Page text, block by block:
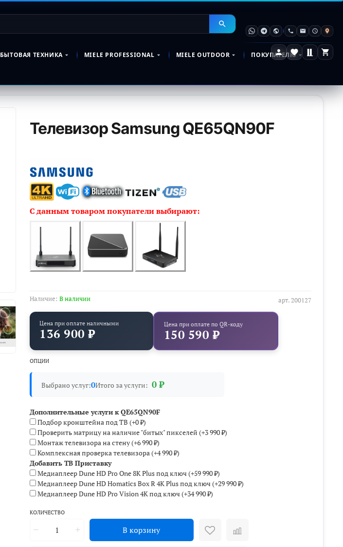
БЫТОВАЯ ТЕХНИКА MIELE PROFESSIONAL MIELE OUTDOOR ПОКУПАТЕЛЮ
арт. 200127
Наличие: В наличии
Телевизор Samsung QE65QN90F
Цена при оплате наличными
136 900 ₽
Цена при оплате по QR-коду
150 590 ₽
КОЛИЧЕСТВО
В корзину
ОПЦИИ
Выбрано услуг:0Итого за услуги: 0 ₽
Дополнительные услуги к QE65QN90F
Подбор кронштейна под ТВ (+0 ₽)
Проверить матрицу на наличие "битых" пикселей (+3 990 ₽)
Монтаж телевизора на стену(+6 990 ₽)
Комплексная проверка телевизора(+4 990 ₽)
Добавить ТВ Приставку
Медиаплеер Dune HD Pro One 8K Plus под ключ (+59 990 ₽)
Mедиаплеер Dune HD Homatics Box R 4K Plus под ключ (+29 990 ₽)
Медиаплеер Dune HD Pro Vision 4K под ключ (+34 990 ₽)
С данным товаром покупатели выбирают: